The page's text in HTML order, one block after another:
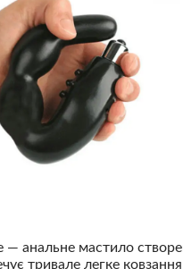
анальне мастило
тривале легке ковзання